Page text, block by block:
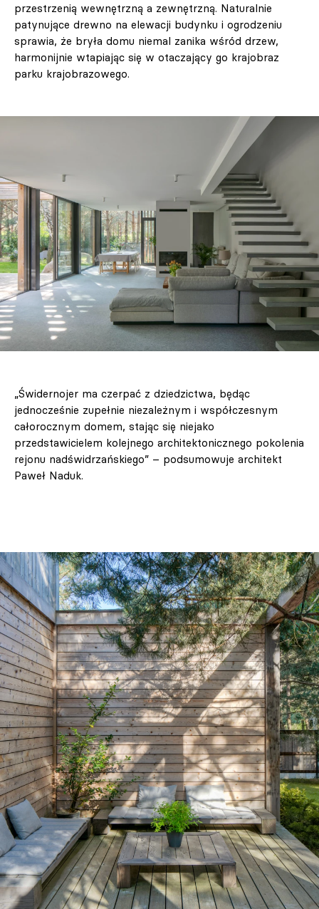
przestrzenią wewnętrzną a zewnętrzną. Naturalnie
patynujące drewno na elewacji budynku i ogrodzeniu
sprawia, że bryła domu niemal zanika wśród drzew,
harmonijnie wtapiając się w otaczający go krajobraz
parku krajobrazowego.
„Świdernojer ma czerpać z dziedzictwa, będąc
jednocześnie zupełnie niezależnym i współczesnym
całorocznym domem, stając się niejako
przedstawicielem kolejnego architektonicznego pokolenia
rejonu nadświdrzańskiego” – podsumowuje architekt
Paweł Naduk.